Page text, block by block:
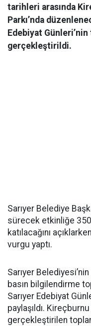
tarihleri arasında
Parkı’nda
Edebiyat Günleri’nin
gerçekleştirildi.
Sarıyer Belediye
sürecek etkinliğe 350
katılacağını
vurgu yaptı.
Sarıyer
basın bilgilendirme
Sarıyer Edebiyat
paylaşıldı.
gerçekleştirilen